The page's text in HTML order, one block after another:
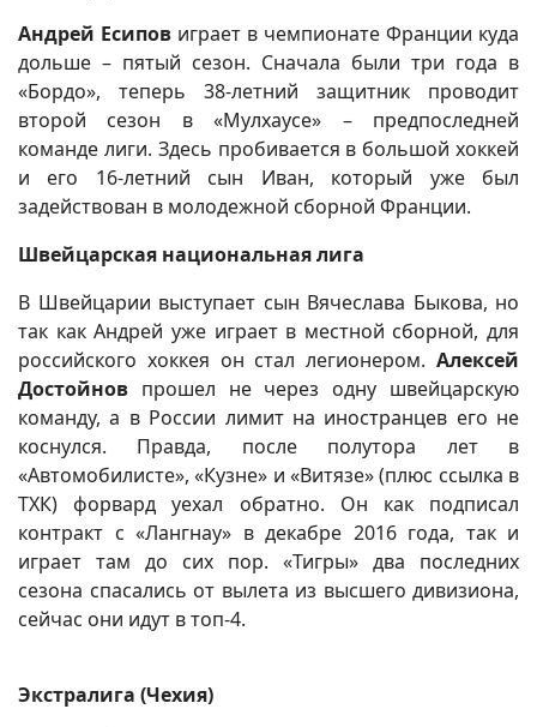
Андрей Есипов играет в чемпионате Франции куда
дольше – пятый сезон. Сначала были три года в
«Бордо», теперь 38-летний защитник проводит
второй сезон в «Мулхаусе» – предпоследней
команде лиги. Здесь пробивается в большой хоккей
и его 16-летний сын Иван, который уже был
задействован в молодежной сборной Франции.
Швейцарская национальная лига
В Швейцарии выступает сын Вячеслава Быкова, но
так как Андрей уже играет в местной сборной, для
российского хоккея он стал легионером. Алексей
Достойнов прошел не через одну швейцарскую
команду, а в России лимит на иностранцев его не
коснулся. Правда, после полутора лет в
«Автомобилисте», «Кузне» и «Витязе» (плюс ссылка в
ТХК) форвард уехал обратно. Он как подписал
контракт с «Лангнау» в декабре 2016 года, так и
играет там до сих пор. «Тигры» два последних
сезона спасались от вылета из высшего дивизиона,
сейчас они идут в топ-4.
Экстралига (Чехия)